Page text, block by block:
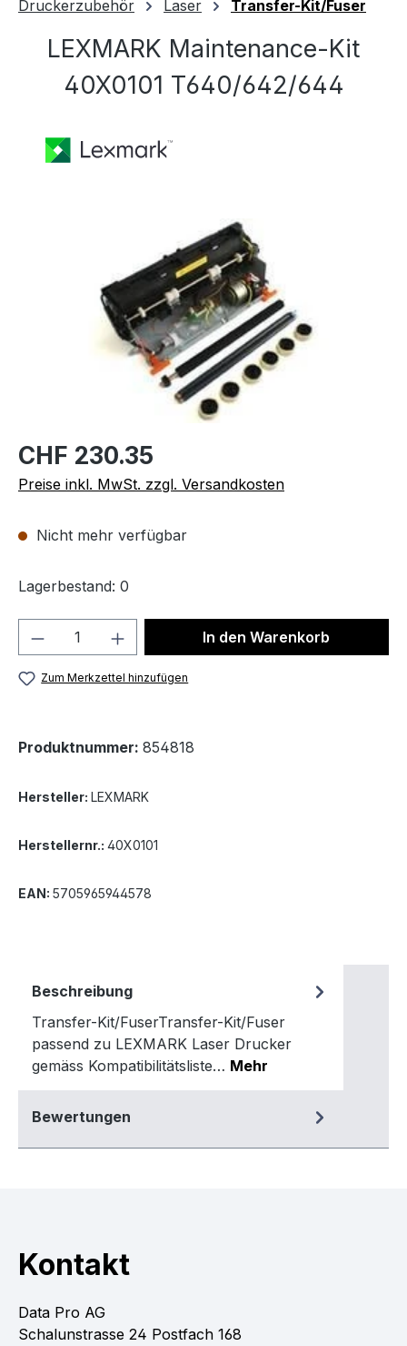
Druckerzubehör Laser Transfer-Kit/Fuser
LEXMARK Maintenance-Kit
40X0101 T640/642/644
CHF 230.35
Preise inkl. MwSt. zzgl. Versandkosten
Nicht mehr verfügbar
Lagerbestand: 0
Produkt Anzahl: Gib denIn den Warenkorb
Zum Merkzettel hinzufügen
Produktnummer: 854818
Hersteller: LEXMARK
Herstellernr.: 40X0101
EAN: 5705965944578
Beschreibung
Transfer-Kit/FuserTransfer-Kit/Fuser
passend zu LEXMARK Laser Drucker
gemäss Kompatibilitätsliste… Mehr
Bewertungen
Kontakt
Data Pro AG
Schalunstrasse 24 Postfach 168